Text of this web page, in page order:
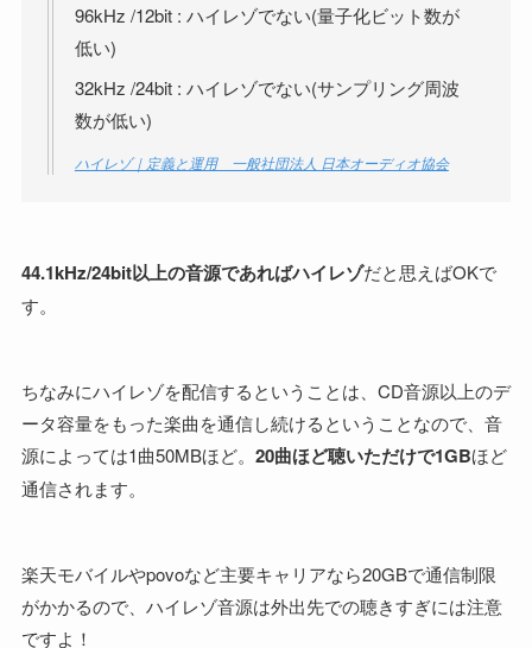
96kHz /12bit : ハイレゾでない(量子化ビット数が
低い)
32kHz /24bit : ハイレゾでない(サンプリング周波
数が低い)
ハイレゾ｜定義と運用 一般社団法人 日本オーディオ協会
44.1kHz/24bit以上の音源であればハイレゾだと思えばOKで
す。
ちなみにハイレゾを配信するということは、CD音源以上のデ
ータ容量をもった楽曲を通信し続けるということなので、音
源によっては1曲50MBほど。 20曲ほど聴いただけで1GBほど
通信されます。
楽天モバイルやpovoなど主要キャリアなら20GBで通信制限
がかかるので、ハイレゾ音源は外出先での聴きすぎには注意
ですよ！